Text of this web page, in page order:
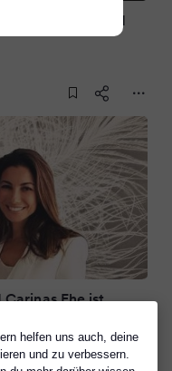
helfen uns auch, deine
und zu verbessern.
ist in Deutschland
Ehe ist